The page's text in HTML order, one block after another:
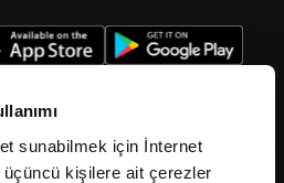
sunabilmek için İnternet
kişilere ait çerezler
saklıdır.